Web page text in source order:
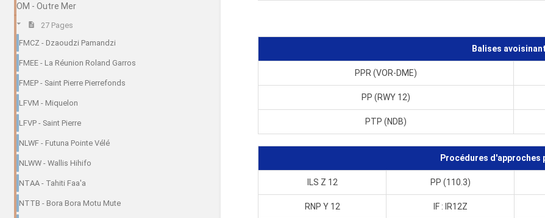
OM - Outre Mer
27 Pages
FMCZ - Dzaoudzi Pamandzi
FMEE - La Réunion Roland Garros
FMEP - Saint Pierre Pierrefonds
LFVM - Miquelon
LFVP - Saint Pierre
NLWF - Futuna Pointe Vélé
NLWW - Wallis Hihifo
NTAA - Tahiti Faa'a
NTTB - Bora Bora Motu Mute
Balises
PPR (VOR-DME)
PP (RWY 12)
PTP (NDB)
Procédures d'approches
ILS Z 12 PP (110.3)
RNP Y 12 IF : IR12Z